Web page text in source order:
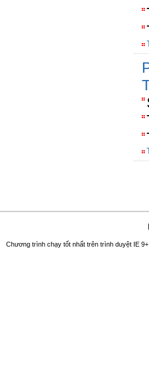
Chương trình chạy tốt nhất trên trình duyệt IE